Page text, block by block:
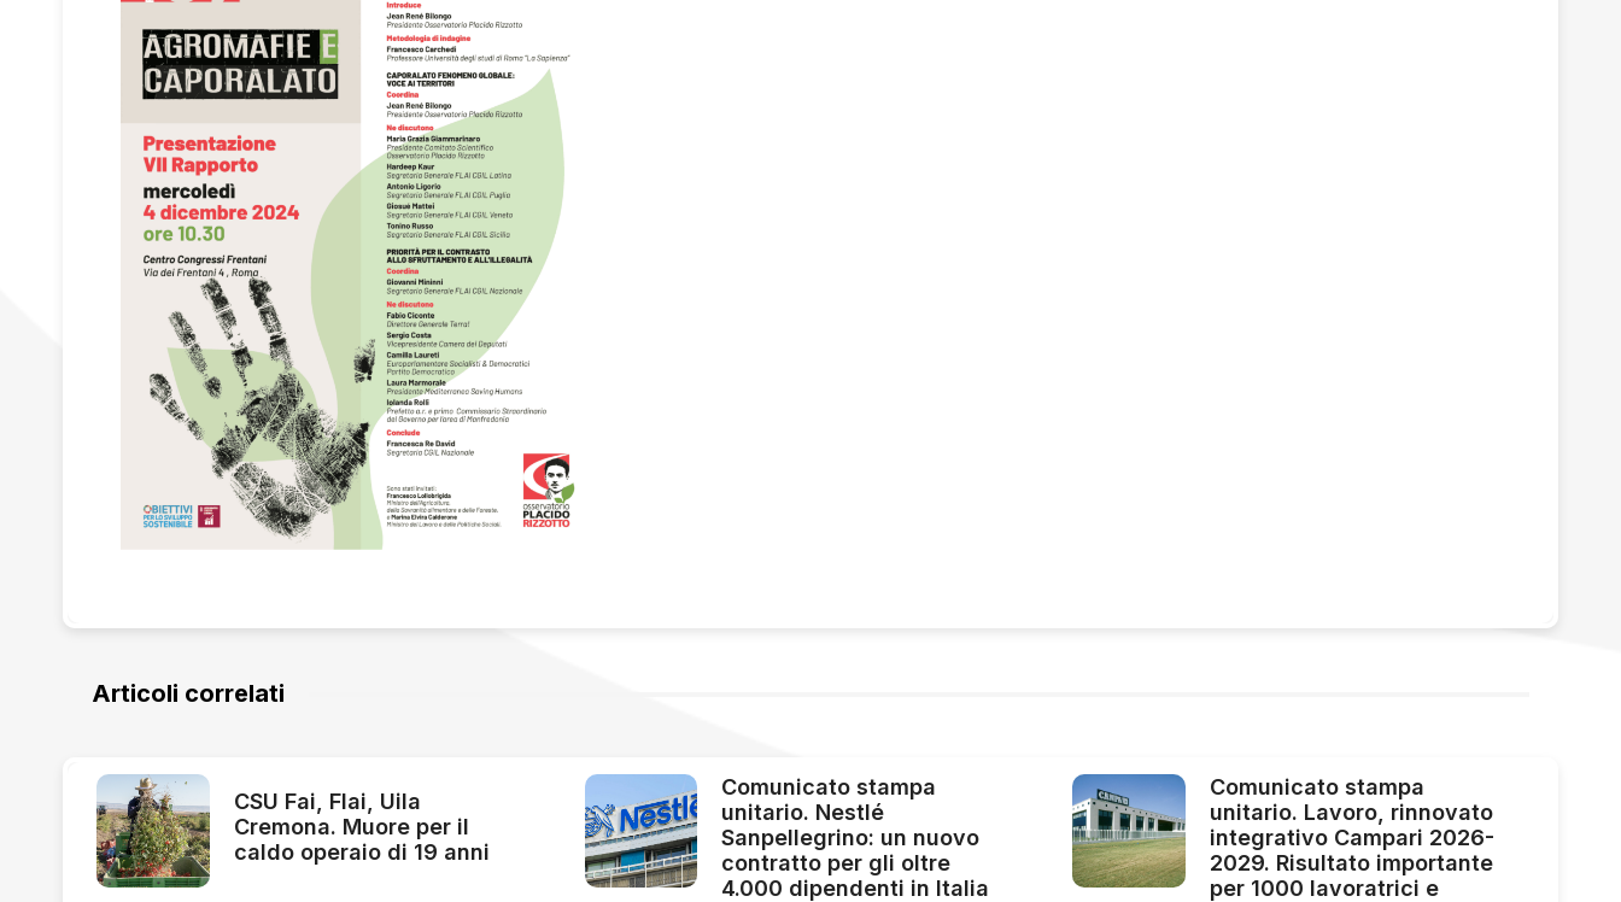
Articoli correlati
CSU Fai, Flai, Uila
Cremona. Muore per il
caldo operaio di 19 anni
Comunicato stampa
unitario. Nestlé
Sanpellegrino: un nuovo
contratto per gli oltre
4.000 dipendenti in Italia
Comunicato stampa
unitario. Lavoro, rinnovato
integrativo Campari 2026-
2029. Risultato importante
per 1000 lavoratrici e